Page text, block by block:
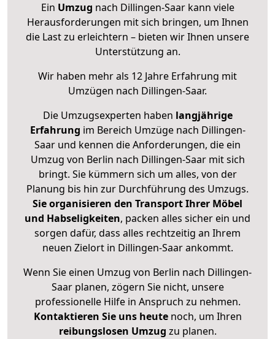
Ein Umzug nach Dillingen-Saar kann viele
Herausforderungen mit sich bringen, um Ihnen
die Last zu erleichtern – bieten wir Ihnen unsere
Unterstützung an.
Wir haben mehr als 12 Jahre Erfahrung mit
Umzügen nach Dillingen-Saar.
Die Umzugsexperten haben langjährige
Erfahrung im Bereich Umzüge nach Dillingen-
Saar und kennen die Anforderungen, die ein
Umzug von Berlin nach Dillingen-Saar mit sich
bringt. Sie kümmern sich um alles, von der
Planung bis hin zur Durchführung des Umzugs.
Sie organisieren den Transport Ihrer Möbel
und Habseligkeiten, packen alles sicher ein und
sorgen dafür, dass alles rechtzeitig an Ihrem
neuen Zielort in Dillingen-Saar ankommt.
Wenn Sie einen Umzug von Berlin nach Dillingen-
Saar planen, zögern Sie nicht, unsere
professionelle Hilfe in Anspruch zu nehmen.
Kontaktieren Sie uns heutenoch, um Ihren
reibungslosen Umzug zu planen.